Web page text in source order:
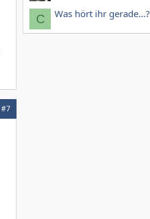
#7
C Was hört ihr gerade...?